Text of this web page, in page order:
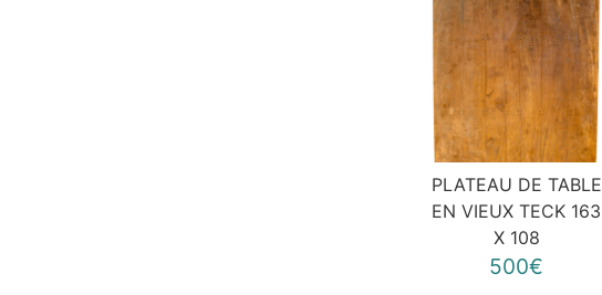
PLATEAU DE TABLE
EN VIEUX TECK 163
X 108
500€